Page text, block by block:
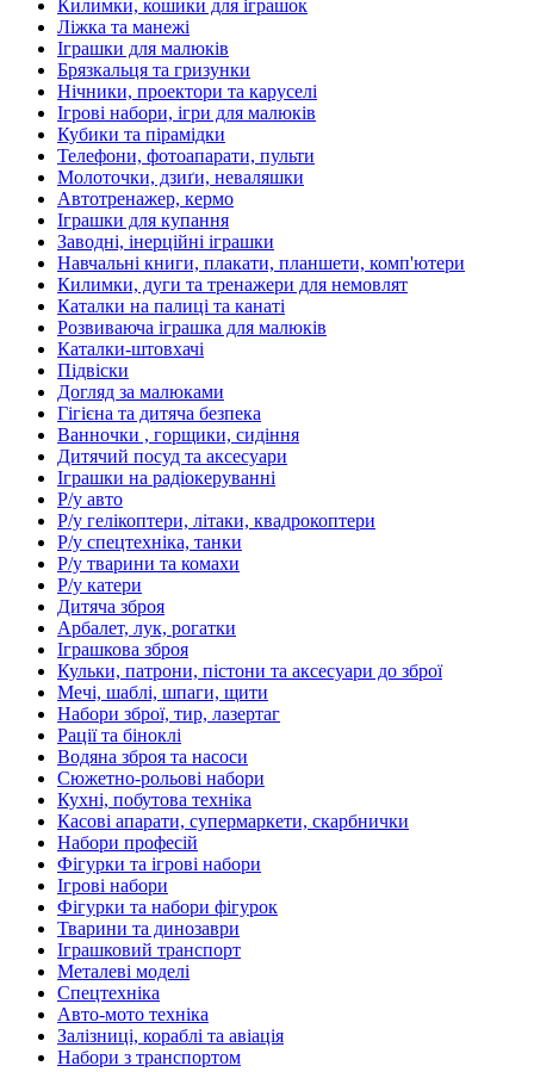
Килимки, кошики для іграшок
Ліжка та манежі
Іграшки для малюків
Брязкальця та гризунки
Нічники, проектори та каруселі
Ігрові набори, ігри для малюків
Кубики та пірамідки
Телефони, фотоапарати, пульти
Молоточки, дзиґи, неваляшки
Автотренажер, кермо
Іграшки для купання
Заводні, інерційні іграшки
Навчальні книги, плакати, планшети, комп'ютери
Килимки, дуги та тренажери для немовлят
Каталки на палиці та канаті
Розвиваюча іграшка для малюків
Каталки-штовхачі
Підвіски
Догляд за малюками
Гігієна та дитяча безпека
Ванночки , горщики, сидіння
Дитячий посуд та аксесуари
Іграшки на радіокеруванні
Р/у авто
Р/у гелікоптери, літаки, квадрокоптери
Р/у спецтехніка, танки
Р/у тварини та комахи
Р/у катери
Дитяча зброя
Арбалет, лук, рогатки
Іграшкова зброя
Кульки, патрони, пістони та аксесуари до зброї
Мечі, шаблі, шпаги, щити
Набори зброї, тир, лазертаг
Рації та біноклі
Водяна зброя та насоси
Сюжетно-рольові набори
Кухні, побутова техніка
Касові апарати, супермаркети, скарбнички
Набори професій
Фігурки та ігрові набори
Ігрові набори
Фігурки та набори фігурок
Тварини та динозаври
Іграшковий транспорт
Металеві моделі
Спецтехніка
Авто-мото техніка
Залізниці, кораблі та авіація
Набори з транспортом